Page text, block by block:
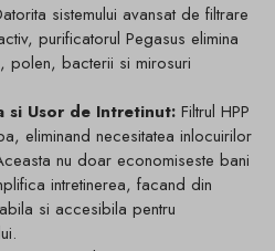
sistemului avansat de filtrare
purificatorul Pegasus elimina
polen, bacterii si mirosuri
si Usor de Intretinut: Filtrul HPP
eliminand necesitatea inlocuirilor
nu doar economiseste bani
intretinerea, facand din
si accesibila pentru